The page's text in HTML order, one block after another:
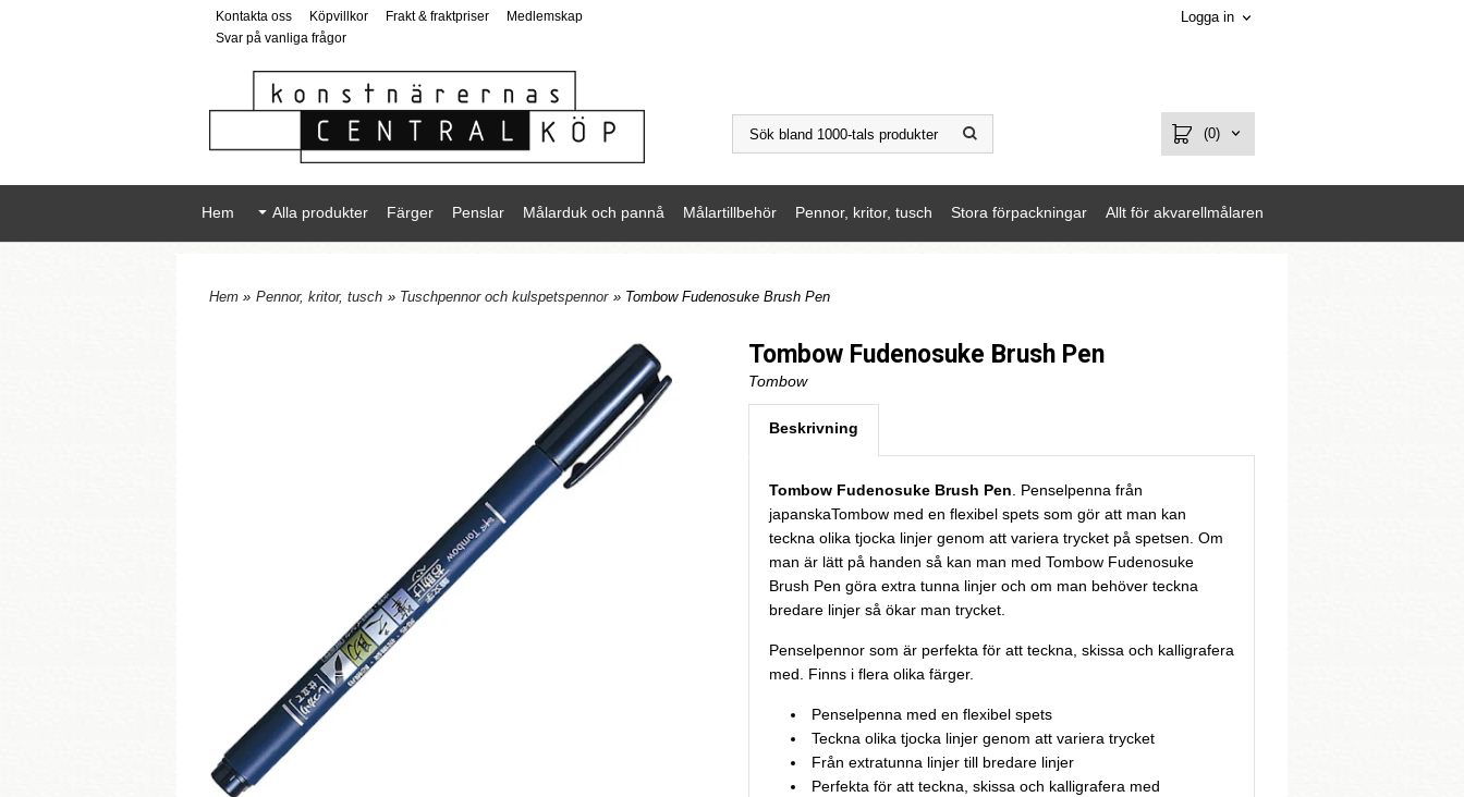
Kontakta oss Köpvillkor Frakt & fraktpriser
Medlemskap
Svar på vanliga frågor
Logga in
(0)
Hem Alla produkter Färger Penslar Målarduk och pannå Målartillbehör Pennor, kritor, tusch Stora förpackningar Allt för akvarellmålaren
Hem » Pennor, kritor, tusch » Tuschpennor och kulspetspennor » Tombow Fudenosuke Brush Pen
Tombow Fudenosuke Brush Pen
Tombow
Beskrivning
Tombow Fudenosuke Brush Pen. Penselpenna från
japanskaTombow med en flexibel spets som gör att man kan
teckna olika tjocka linjer genom att variera trycket på spetsen. Om
man är lätt på handen så kan man med Tombow Fudenosuke
Brush Pen göra extra tunna linjer och om man behöver teckna
bredare linjer så ökar man trycket.
Penselpennor som är perfekta för att teckna, skissa och kalligrafera
med. Finns i flera olika färger.
Penselpenna med en flexibel spets
Teckna olika tjocka linjer genom att variera trycket
Från extratunna linjer till bredare linjer
Perfekta för att teckna, skissa och kalligrafera med